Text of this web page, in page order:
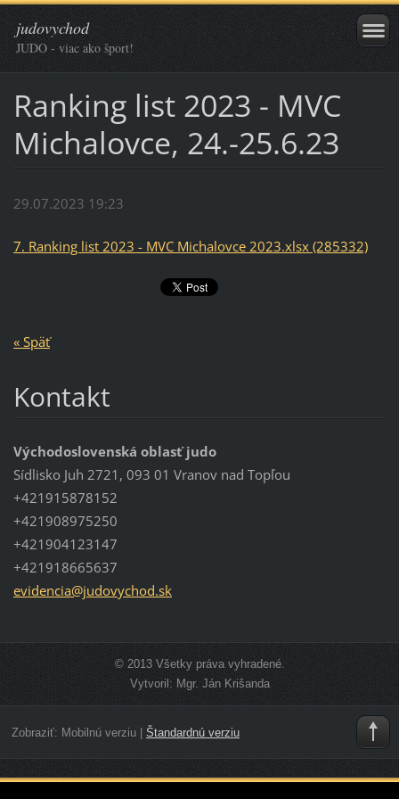
judovychod
JUDO - viac ako šport!
Ranking list 2023 - MVC
Michalovce, 24.-25.6.23
29.07.2023 19:23
7. Ranking list 2023 - MVC Michalovce 2023.xlsx (285332)
« Späť
Kontakt
Východoslovenská oblasť judo
Sídlisko Juh 2721, 093 01 Vranov nad Topľou
+421915878152
+421908975250
+421904123147
+421918665637
evidencia@judovychod.sk
© 2013 Všetky práva vyhradené.
Vytvoril: Mgr. Ján Krišanda
Zobraziť: Mobilnú verziu| Štandardnú verziu